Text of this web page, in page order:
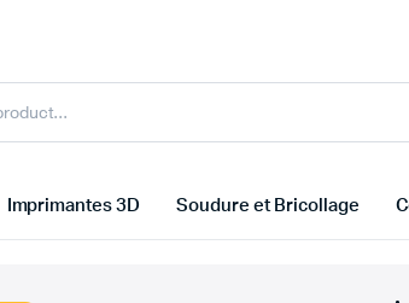
Imprimantes 3D Soudure et Bricollage